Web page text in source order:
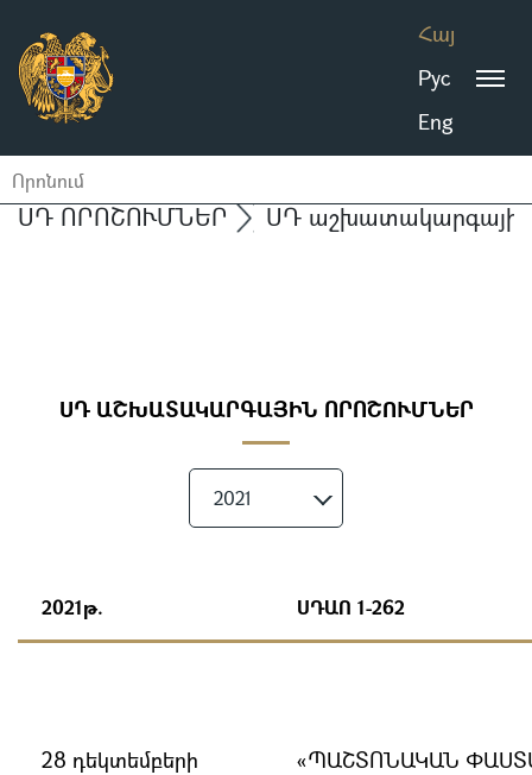
Հայ
Рус
Eng
ՍԴ ՈՐՈՇՈՒՄՆԵՐ ՍԴ աշխատակարգային
ՍԴ ԱՇԽԱՏԱԿԱՐԳԱՅԻՆ ՈՐՈՇՈՒՄՆԵՐ
2021
2021թ. ՍԴԱՈ 1-262
28 դեկտեմբերի
«ՊԱՇՏՈՆԱԿԱՆ